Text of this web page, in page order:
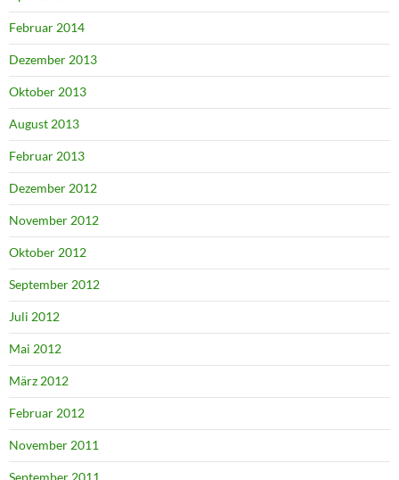
Februar 2014
Dezember 2013
Oktober 2013
August 2013
Februar 2013
Dezember 2012
November 2012
Oktober 2012
September 2012
Juli 2012
Mai 2012
März 2012
Februar 2012
November 2011
September 2011